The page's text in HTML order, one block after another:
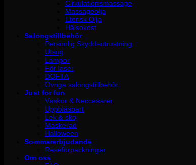
Cirkulationsmassage
Massageolja
Eterisk Olja
Hälsokost
Salongstillbehör
Personlig Skyddsutrustning
Utsug
Lampor
För laser
DOFTA
Övriga salongstillbehör
Just for fun
Väskor & Neccesärer
Uppblåsbart
Lek & skoj
Maskerad
Halloween
Sommarerbjudande
Reseförpackningar
Om oss